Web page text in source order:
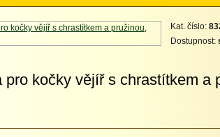
Kat. číslo:
Dostupnost:
pro kočky vějíř s chrastítkem a